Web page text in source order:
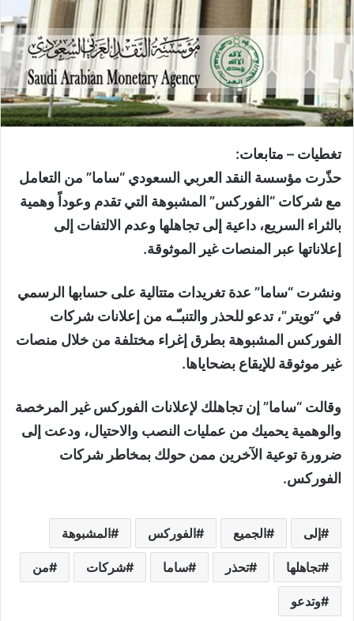
تغطيات – متابعات:
حذّرت مؤسسة النقد العربي السعودي “ساما” من التعامل
مع شركات “الفوركس” المشبوهة التي تقدم وعوداً وهمية
بالثراء السريع، داعية إلى تجاهلها وعدم الالتفات إلى
إعلاناتها عبر المنصات غير الموثوقة.
ونشرت “ساما” عدة تغريدات متتالية على حسابها الرسمي
في “تويتر”، تدعو للحذر والتنبـّـه من إعلانات شركات
الفوركس المشبوهة بطرق إغراء مختلفة من خلال منصات
غير موثوقة للإيقاع بضحاياها.
وقالت “ساما” إن تجاهلك لإعلانات الفوركس غير المرخصة
والوهمية يحميك من عمليات النصب والاحتيال، ودعت إلى
ضرورة توعية الآخرين ممن حولك بمخاطر شركات
الفوركس.
إلى الجميع الفوركس المشبوهة
تجاهلها تحذر ساما شركات من
وتدعو